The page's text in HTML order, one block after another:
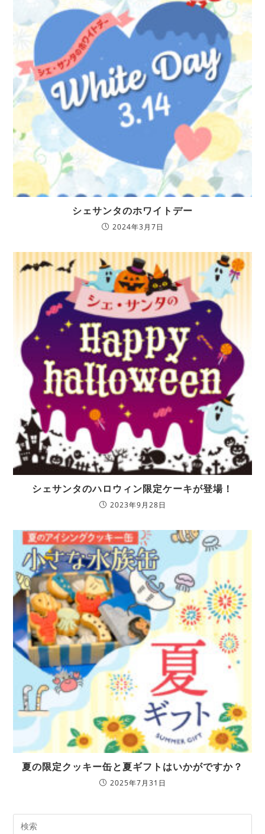
シェサンタのホワイトデー
2024年3月7日
シェサンタのハロウィン限定ケーキが登場！
2023年9月28日
夏の限定クッキー缶と夏ギフトはいかがですか？
2025年7月31日